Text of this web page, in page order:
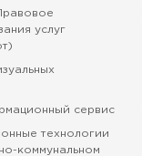
услуг
сервис
технологии
коммунальном